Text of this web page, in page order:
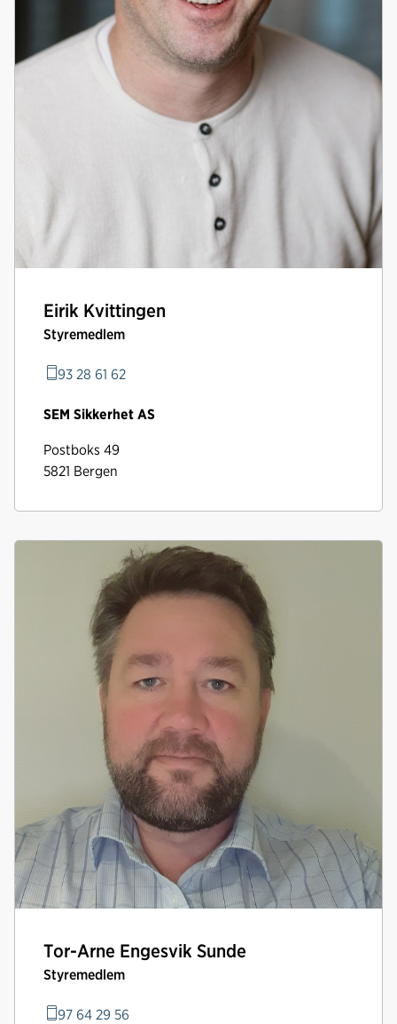
Eirik Kvittingen
Styremedlem
93 28 61 62
SEM Sikkerhet AS
Postboks 49
5821 Bergen
Tor-Arne Engesvik Sunde
Styremedlem
97 64 29 56